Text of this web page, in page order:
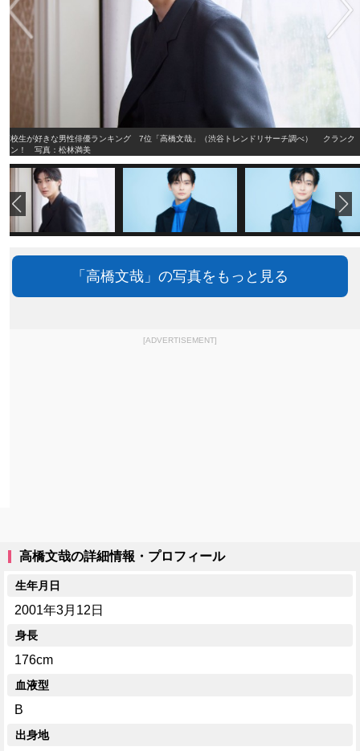
高校生が好きな男性俳優ランキング 7位「高橋文哉」（渋谷トレンドリサーチ調べ） クランク
イン！ 写真：松林満美
「高橋文哉」の写真をもっと見る
[ADVERTISEMENT]
高橋文哉の詳細情報・プロフィール
生年月日
2001年3月12日
身長
176cm
血液型
B
出身地